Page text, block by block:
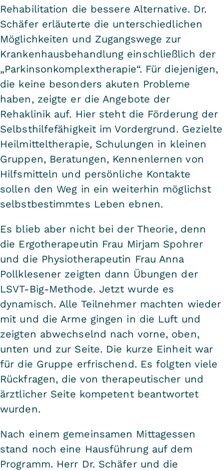
Rehabilitation die bessere Alternative. Dr.
Schäfer erläuterte die unterschiedlichen
Möglichkeiten und Zugangswege zur
Krankenhausbehandlung einschließlich der
„Parkinsonkomplextherapie“. Für diejenigen,
die keine besonders akuten Probleme
haben, zeigte er die Angebote der
Rehaklinik auf. Hier steht die Förderung der
Selbsthilfefähigkeit im Vordergrund. Gezielte
Heilmitteltherapie, Schulungen in kleinen
Gruppen, Beratungen, Kennenlernen von
Hilfsmitteln und persönliche Kontakte
sollen den Weg in ein weiterhin möglichst
selbstbestimmtes Leben ebnen.
Es blieb aber nicht bei der Theorie, denn
die Ergotherapeutin Frau Mirjam Spohrer
und die Physiotherapeutin Frau Anna
Pollklesener zeigten dann Übungen der
LSVT-Big-Methode. Jetzt wurde es
dynamisch. Alle Teilnehmer machten wieder
mit und die Arme gingen in die Luft und
zeigten abwechselnd nach vorne, oben,
unten und zur Seite. Die kurze Einheit war
für die Gruppe erfrischend. Es folgten viele
Rückfragen, die von therapeutischer und
ärztlicher Seite kompetent beantwortet
wurden.
Nach einem gemeinsamen Mittagessen
stand noch eine Hausführung auf dem
Programm. Herr Dr. Schäfer und die